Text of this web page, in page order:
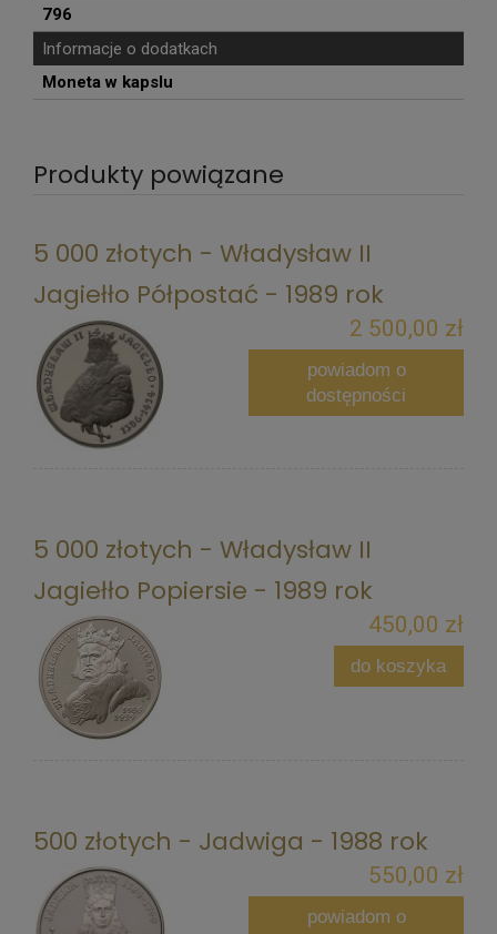
796
Informacje o dodatkach
Moneta w kapslu
Produkty powiązane
5 000 złotych - Władysław II
Jagiełło Półpostać - 1989 rok
2 500,00 zł
powiadom o
dostępności
5 000 złotych - Władysław II
Jagiełło Popiersie - 1989 rok
450,00 zł
do koszyka
500 złotych - Jadwiga - 1988 rok
550,00 zł
powiadom o